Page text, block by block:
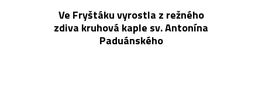
Ve Fryštáku vyrostla z režného
zdiva kruhová kaple sv. Antonína
Paduánského